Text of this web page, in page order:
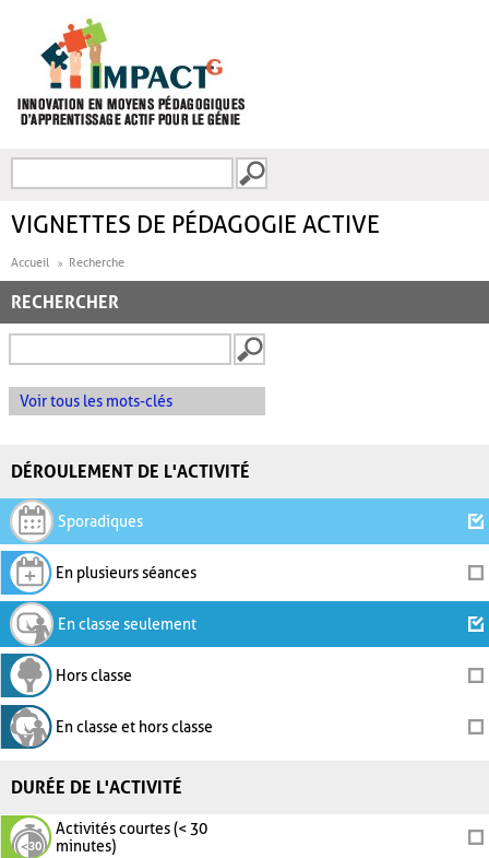
FORMULAIRE DE
VIGNETTES DE PÉDAGOGIE ACTIVE
Accueil Recherche
RECHERCHER
Voir tous les mots-clés
DÉROULEMENT DE L'ACTIVITÉ
Sporadiques
En plusieurs séances
En classe seulement
Hors classe
En classe et hors classe
DURÉE DE L'ACTIVITÉ
Activités courtes (< 30
minutes)